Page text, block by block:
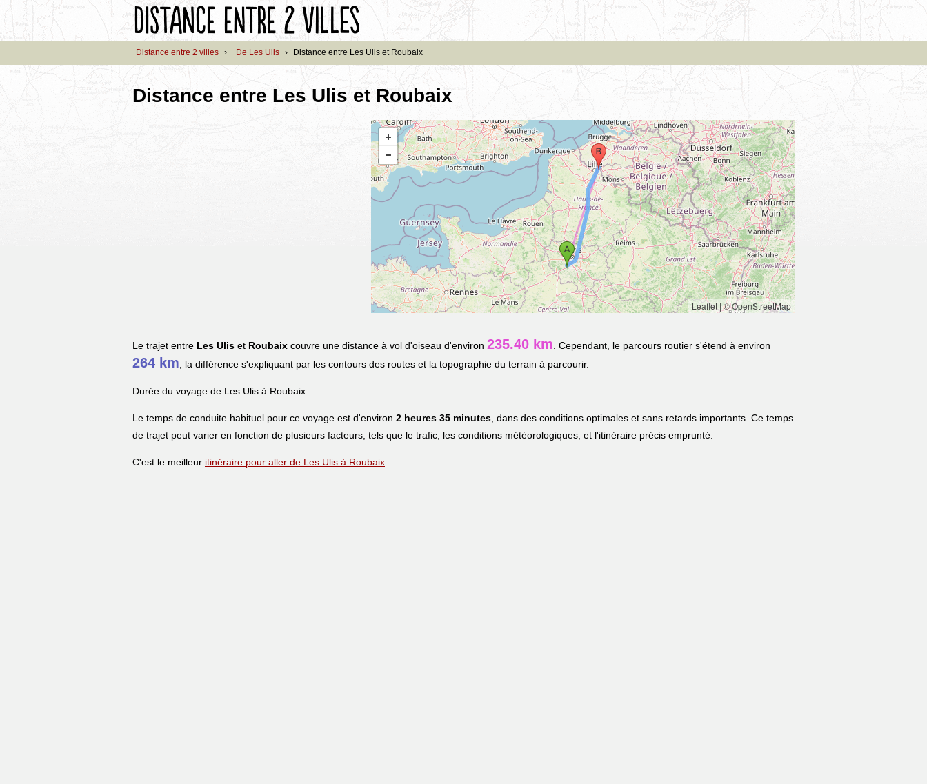
Distance entre 2 villes › De Les Ulis › Distance entre Les Ulis et Roubaix
Distance entre Les Ulis et Roubaix
Leaflet |© OpenStreetMap
Le trajet entre Les Ulis et Roubaix couvre une distance à vol d'oiseau d'environ 235.40 km . Cependant, le parcours routier s'étend à environ
264 km , la différence s'expliquant par les contours des routes et la topographie du terrain à parcourir.
Durée du voyage de Les Ulis à Roubaix:
Le temps de conduite habituel pour ce voyage est d'environ 2 heures 35 minutes , dans des conditions optimales et sans retards importants. Ce temps
de trajet peut varier en fonction de plusieurs facteurs, tels que le trafic, les conditions météorologiques, et l'itinéraire précis emprunté.
C'est le meilleur itinéraire pour aller de Les Ulis à Roubaix